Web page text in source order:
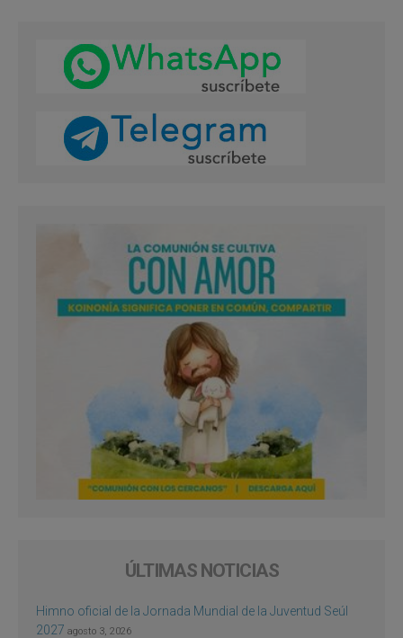
ÚLTIMAS NOTICIAS
Himno oficial de la Jornada Mundial de la Juventud Seúl
2027 agosto 3, 2026